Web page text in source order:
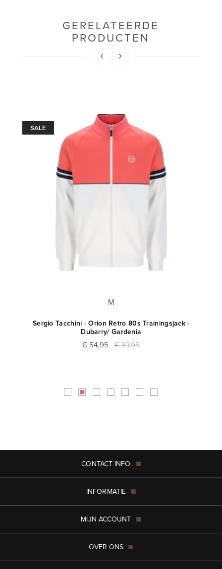
GERELATEERDE
PRODUCTEN
SALE
M
Sergio Tacchini - Orion Retro 80s Trainingsjack -
Dubarry/ Gardenia
€ 54,95 € 89,95
CONTACT INFO
INFORMATIE
MIJN ACCOUNT
OVER ONS